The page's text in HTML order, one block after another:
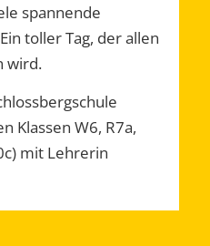
spannende
toller Tag, der allen
wird.
Klassen W6, R7a,
mit Lehrerin